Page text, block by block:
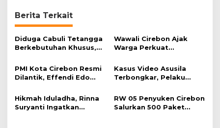
Berita Terkait
Diduga Cabuli Tetangga
Berkebutuhan Khusus,
Wawali Cirebon Ajak
Warga Perkuat
Momentum Harjad ke-
599
PMI Kota Cirebon Resmi
Dilantik, Effendi Edo
Bencana
Kasus Video Asusila
Terbongkar, Pelaku
Korban Baru
Hikmah Iduladha, Rinna
Suryanti Ingatkan
RW 05 Penyuken Cirebon
Salurkan 500 Paket